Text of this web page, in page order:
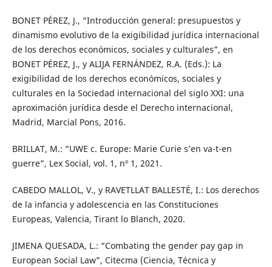
BONET PÉREZ, J., “Introducción general: presupuestos y
dinamismo evolutivo de la exigibilidad jurídica internacional
de los derechos económicos, sociales y culturales”, en
BONET PÉREZ, J., y ALIJA FERNÁNDEZ, R.A. (Eds.): La
exigibilidad de los derechos económicos, sociales y
culturales en la Sociedad internacional del siglo XXI: una
aproximación jurídica desde el Derecho internacional,
Madrid, Marcial Pons, 2016.
BRILLAT, M.: “UWE c. Europe: Marie Curie s’en va-t-en
guerre”, Lex Social, vol. 1, nº 1, 2021.
CABEDO MALLOL, V., y RAVETLLAT BALLESTÉ, I.: Los derechos
de la infancia y adolescencia en las Constituciones
Europeas, Valencia, Tirant lo Blanch, 2020.
JIMENA QUESADA, L.: “Combating the gender pay gap in
European Social Law”, Citecma (Ciencia, Técnica y